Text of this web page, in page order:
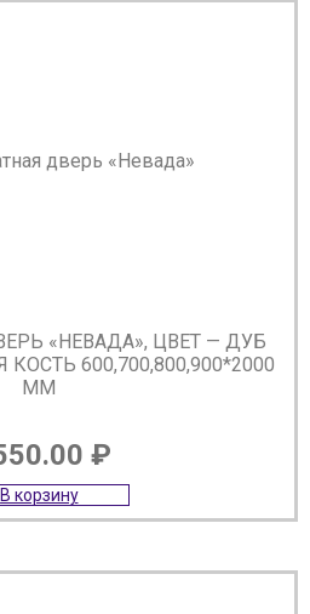
«НЕВАДА», ЦВЕТ — ДУБ
600,700,800,900*2000
ММ
₽
В корзину